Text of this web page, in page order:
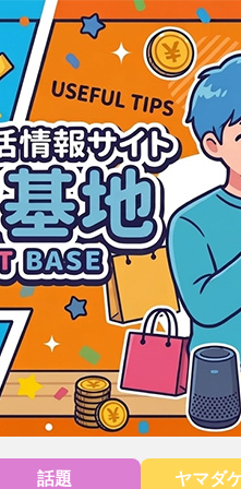
話題 ヤマダ